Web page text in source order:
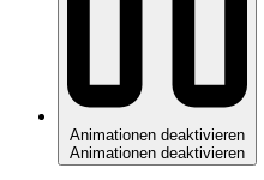
Animationen deaktivieren
Animationen deaktivieren